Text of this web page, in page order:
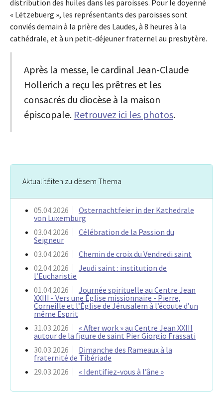
distribution des huiles dans les paroisses. Pour le doyenné
« Lëtzebuerg », les représentants des paroisses sont
conviés demain à la prière des Laudes, à 8 heures à la
cathédrale, et à un petit-déjeuner fraternel au presbytère.
Après la messe, le cardinal Jean-Claude
Hollerich a reçu les prêtres et les
consacrés du diocèse à la maison
épiscopale. Retrouvez ici les photos.
Aktualitéiten zu dësem Thema
05.04.2026
Osternachtfeier in der Kathedrale
von Luxemburg
03.04.2026
Célébration de la Passion du
Seigneur
03.04.2026
Chemin de croix du Vendredi saint
02.04.2026
Jeudi saint : institution de
l’Eucharistie
01.04.2026
Journée spirituelle au Centre Jean
XXIII - Vers une Église missionnaire - Pierre,
Corneille et l’Église de Jérusalem à l’écoute d’un
même Esprit
31.03.2026
« After work » au Centre Jean XXIII
autour de la figure de saint Pier Giorgio Frassati
30.03.2026
Dimanche des Rameaux à la
fraternité de Tibériade
29.03.2026
« Identifiez-vous à l’âne »